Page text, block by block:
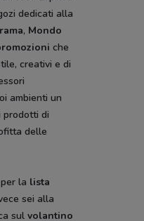
dedicati alla
, Mondo
che
creativi e di
ambienti un
di
delle
la lista
sei alla
sul volantino